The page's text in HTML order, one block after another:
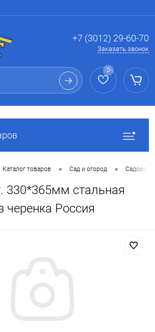
+7 (3012) 29-60-70
Заказать звонок
0
Каталог товаров • Сад и огород • Садово-
330*365мм стальная
черенка Россия